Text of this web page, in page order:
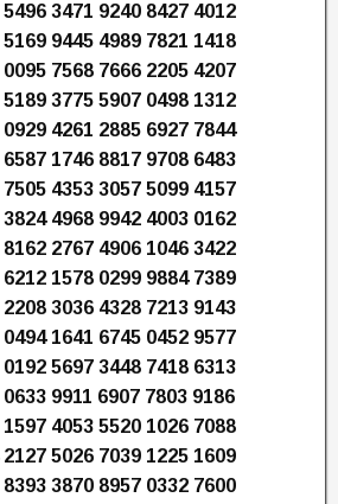
3471 9240 8427 4012
9445 4989 7821 1418
7568 7666 2205 4207
3775 5907 0498 1312
4261 2885 6927 7844
1746 8817 9708 6483
4353 3057 5099 4157
4968 9942 4003 0162
2767 4906 1046 3422
1578 0299 9884 7389
3036 4328 7213 9143
1641 6745 0452 9577
5697 3448 7418 6313
9911 6907 7803 9186
4053 5520 1026 7088
5026 7039 1225 1609
3870 8957 0332 7600